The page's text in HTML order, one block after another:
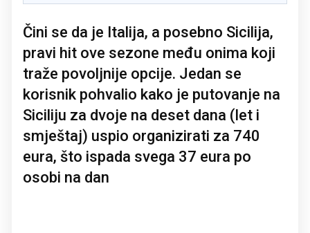
Čini se da je Italija, a posebno Sicilija,
pravi hit ove sezone među onima koji
traže povoljnije opcije. Jedan se
korisnik pohvalio kako je putovanje na
Siciliju za dvoje na deset dana (let i
smještaj) uspio organizirati za 740
eura, što ispada svega 37 eura po
osobi na dan